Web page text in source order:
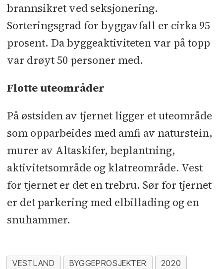
brannsikret ved seksjonering.
Sorteringsgrad for byggavfall er cirka 95
prosent. Da byggeaktiviteten var på topp
var drøyt 50 personer med.
Flotte uteområder
På østsiden av tjernet ligger et uteområde
som opparbeides med amfi av naturstein,
murer av Altaskifer, beplantning,
aktivitetsområde og klatreområde. Vest
for tjernet er det en trebru. Sør for tjernet
er det parkering med elbillading og en
snuhammer.
VESTLAND BYGGEPROSJEKTER 2020